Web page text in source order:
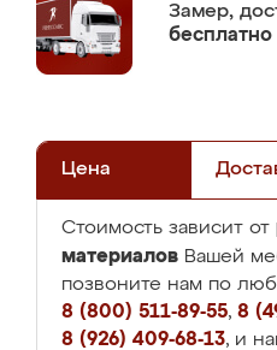
Замер,
бесплатно
Цена
Стоимость зависит от
материалов Вашей
позвоните нам по
8 (800) 511-89-55, 8
8 (926) 409-68-13, и